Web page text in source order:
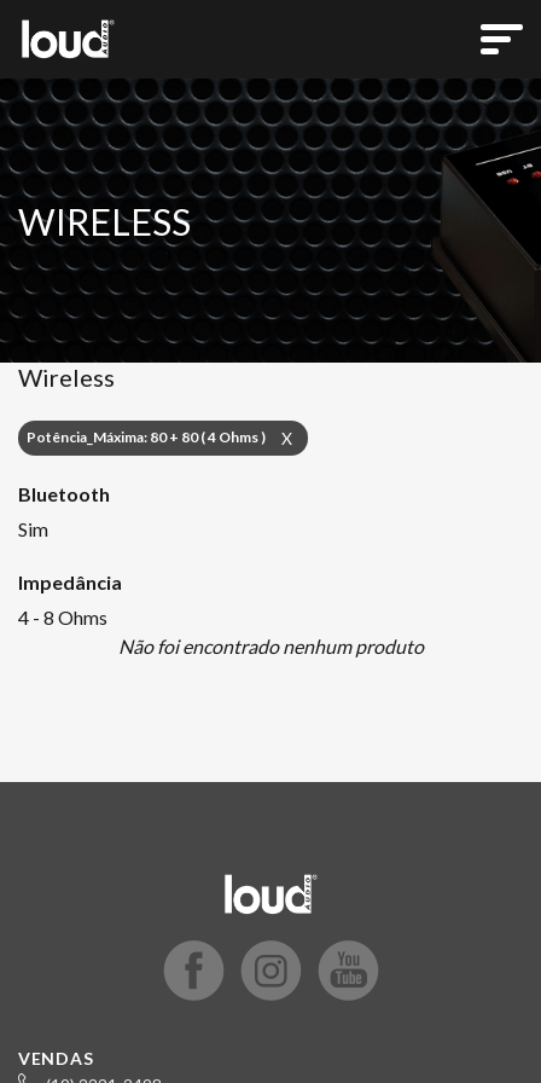
WIRELESS
Wireless
Potência_Máxima: 80 + 80 ( 4 Ohms ) X
Bluetooth
Sim
Impedância
4 - 8 Ohms
Não foi encontrado nenhum produto
VENDAS